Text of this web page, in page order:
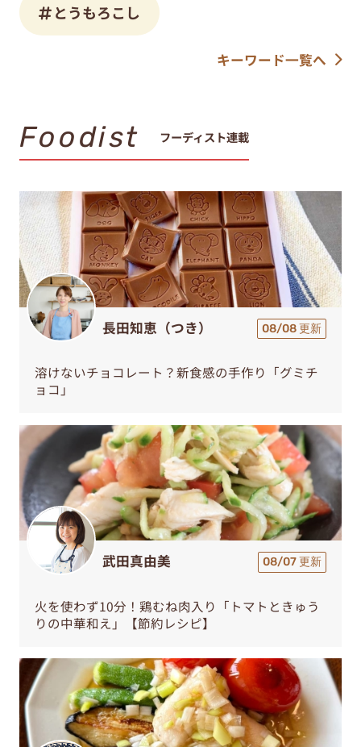
とうもろこし
キーワード一覧へ
Foodist フーディスト連載
長田知恵（つき） 08/08 更新
溶けないチョコレート？新食感の手作り「グミチ
ョコ」
武田真由美 08/07 更新
火を使わず10分！鶏むね肉入り「トマトときゅう
りの中華和え」【節約レシピ】